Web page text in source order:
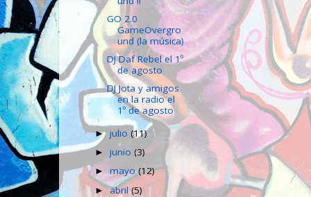
GO 2.0
GameOvergro
und (la música)
DJ Daf Rebel el 1º
de agosto
DJ Jota y amigos
en la radio el
1º de agosto
►julio(11)
►junio(3)
►mayo(12)
►abril(5)